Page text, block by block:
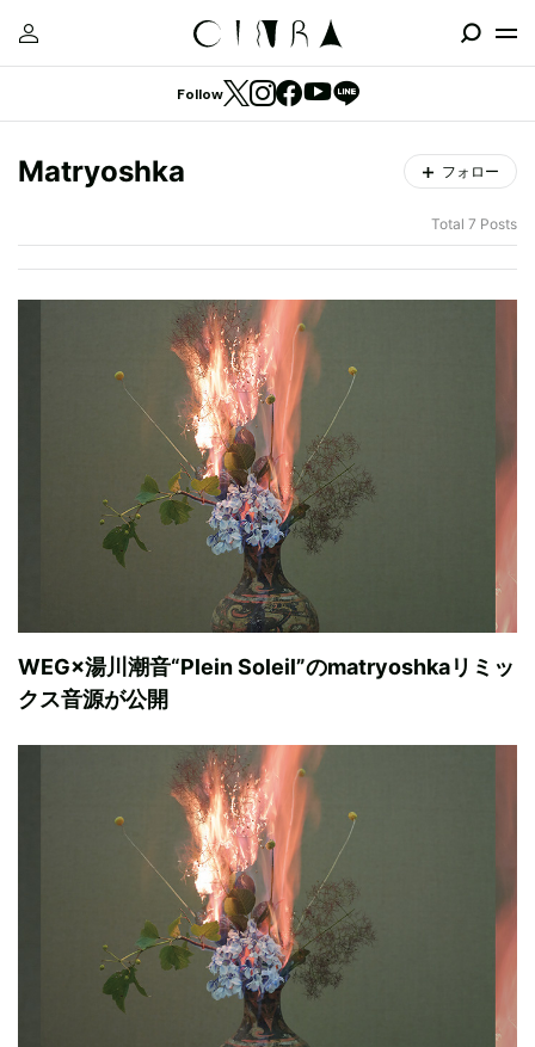
Follow
Matryoshka フォロー
Total 7 Posts
WEG×湯川潮音“Plein Soleil”のmatryoshkaリミッ
クス音源が公開